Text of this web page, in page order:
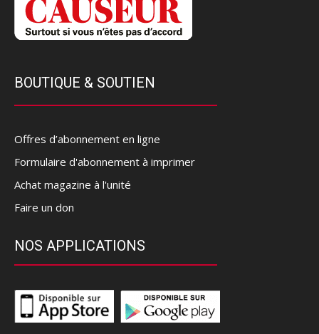
BOUTIQUE & SOUTIEN
Offres d’abonnement en ligne
Formulaire d'abonnement à imprimer
Achat magazine à l'unité
Faire un don
NOS APPLICATIONS